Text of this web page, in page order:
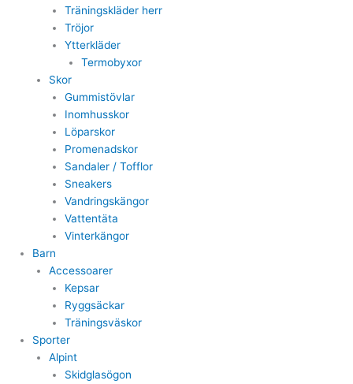
Träningskläder herr
Tröjor
Ytterkläder
Termobyxor
Skor
Gummistövlar
Inomhusskor
Löparskor
Promenadskor
Sandaler / Tofflor
Sneakers
Vandringskängor
Vattentäta
Vinterkängor
Barn
Accessoarer
Kepsar
Ryggsäckar
Träningsväskor
Sporter
Alpint
Skidglasögon